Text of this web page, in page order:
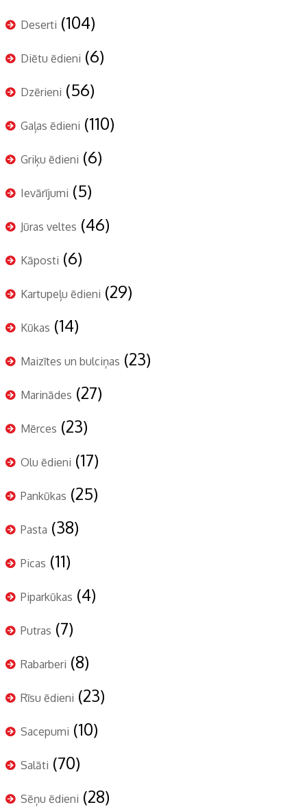
Deserti (104)
Diētu ēdieni (6)
Dzērieni (56)
Gaļas ēdieni (110)
Griķu ēdieni (6)
Ievārījumi (5)
Jūras veltes (46)
Kāposti (6)
Kartupeļu ēdieni (29)
Kūkas (14)
Maizītes un bulciņas (23)
Marinādes (27)
Mērces (23)
Olu ēdieni (17)
Pankūkas (25)
Pasta (38)
Picas (11)
Piparkūkas (4)
Putras (7)
Rabarberi (8)
Rīsu ēdieni (23)
Sacepumi (10)
Salāti (70)
Sēņu ēdieni (28)